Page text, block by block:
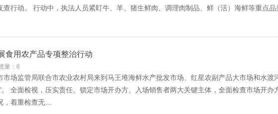
查行动。 行动中，执法人员紧盯牛、羊、猪生鲜肉、调理肉制品、鲜（活）海鲜等重点
食用农产品专项整治行动
量：6
市场监管局联合市农业农村局来到马王堆海鲜水产批发市场、红星农副产品大市场和水渡
。 全面检视，压实责任。锁定市场开办方、入场销售者两大关键主体，全面检查市场开办
，着重检查无…